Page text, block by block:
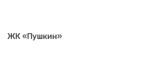
ЖК «Пушкин»